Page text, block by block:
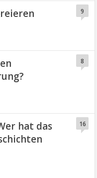
9
8
hat das
16